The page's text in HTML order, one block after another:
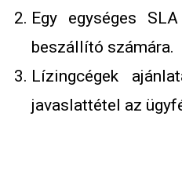
Egy egységes
beszállító számára.
Lízingcégek
javaslattétel az